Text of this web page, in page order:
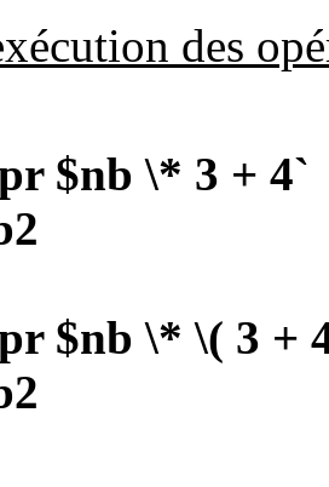
des
$nb \* 3 + 4`
$nb \* \( 3 +